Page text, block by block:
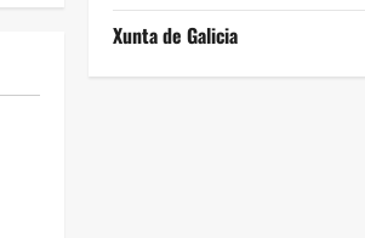
Xunta de Galicia